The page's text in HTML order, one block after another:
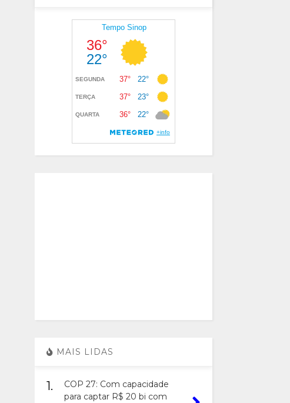
MAIS LIDAS
1.
COP 27: Com capacidade
para captar R$ 20 bi com